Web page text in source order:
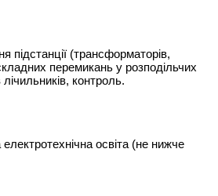
підстанції (трансформаторів,
перемикань у розподільчих
контроль.
освіта (не нижче